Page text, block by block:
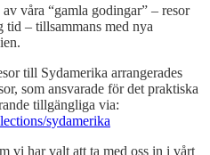
våra “gamla godingar” – resor
tid – tillsammans med nya
till Sydamerika arrangerades
som ansvarade för det praktiska
tillgängliga via:
sydamerika
vi har valt att ta med oss in i vårt